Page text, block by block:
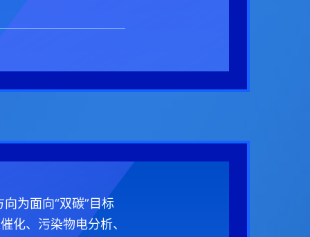
为面向“双碳”目标
化、污染物电分析、